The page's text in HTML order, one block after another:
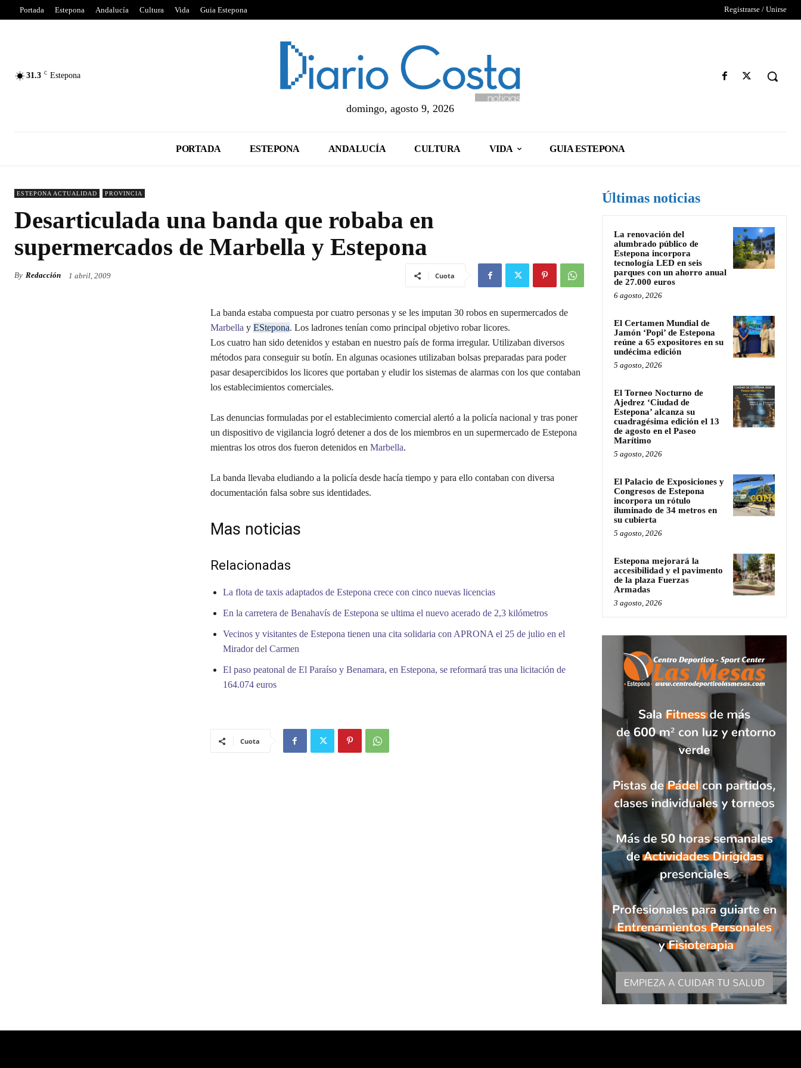
Portada Estepona Andalucía Cultura Vida Guia Estepona Registrarse / Unirse
31.3 C Estepona
domingo, agosto 9, 2026
PORTADA ESTEPONA ANDALUCÍA CULTURA VIDA GUIA ESTEPONA
ESTEPONA ACTUALIDAD PROVINCIA
Desarticulada una banda que robaba en
supermercados de Marbella y Estepona
By Redacción 1 abril, 2009 Cuota
La banda estaba compuesta por cuatro personas y se les imputan 30 robos en supermercados de
Marbella y EStepona. Los ladrones tenían como principal objetivo robar licores.
Los cuatro han sido detenidos y estaban en nuestro país de forma irregular. Utilizaban diversos
métodos para conseguir su botín. En algunas ocasiones utilizaban bolsas preparadas para poder
pasar desapercibidos los licores que portaban y eludir los sistemas de alarmas con los que contaban
los establecimientos comerciales.
Las denuncias formuladas por el establecimiento comercial alertó a la policía nacional y tras poner
un dispositivo de vigilancia logró detener a dos de los miembros en un supermercado de Estepona
mientras los otros dos fueron detenidos en Marbella.
La banda llevaba eludiando a la policía desde hacía tiempo y para ello contaban con diversa
documentación falsa sobre sus identidades.
Mas noticias
Relacionadas
La flota de taxis adaptados de Estepona crece con cinco nuevas licencias
En la carretera de Benahavís de Estepona se ultima el nuevo acerado de 2,3 kilómetros
Vecinos y visitantes de Estepona tienen una cita solidaria con APRONA el 25 de julio en el
Mirador del Carmen
El paso peatonal de El Paraíso y Benamara, en Estepona, se reformará tras una licitación de
164.074 euros
Cuota
Últimas noticias
La renovación del
alumbrado público de
Estepona incorpora
tecnología LED en seis
parques con un ahorro anual
de 27.000 euros
6 agosto, 2026
El Certamen Mundial de
Jamón ‘Popi’ de Estepona
reúne a 65 expositores en su
undécima edición
5 agosto, 2026
El Torneo Nocturno de
Ajedrez ‘Ciudad de
Estepona’ alcanza su
cuadragésima edición el 13
de agosto en el Paseo
Marítimo
5 agosto, 2026
El Palacio de Exposiciones y
Congresos de Estepona
incorpora un rótulo
iluminado de 34 metros en
su cubierta
5 agosto, 2026
Estepona mejorará la
accesibilidad y el pavimento
de la plaza Fuerzas
Armadas
3 agosto, 2026